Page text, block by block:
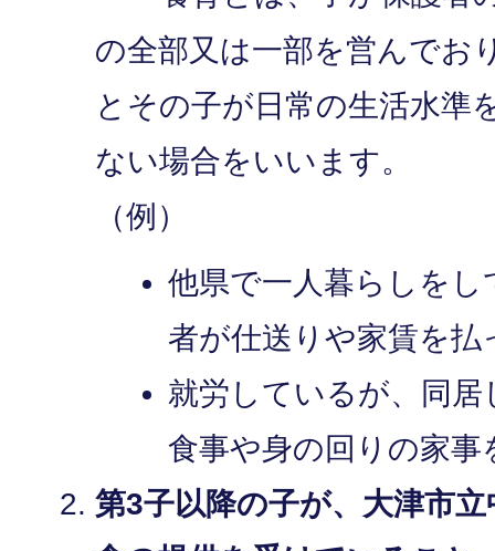
の全部又は一部を営んでお
とその子が日常の生活水準
ない場合をいいます。
（例）
他県で一人暮らしを
者が仕送りや家賃を払
就労しているが、同
食事や身の回りの家
第3子以降の子が、大津市